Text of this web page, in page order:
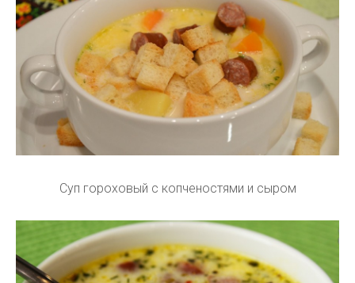
Суп гороховый с копченостями и сыром